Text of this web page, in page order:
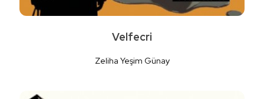
Velfecri
Zeliha Yeşim Günay